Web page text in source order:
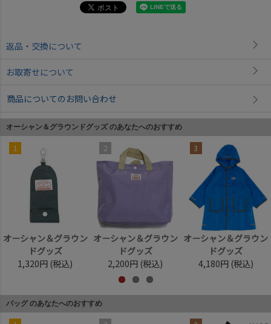
返品・交換について
お取寄せについて
商品についてのお問い合わせ
オーシャン＆グラウンドグッズ のあなたへのおすすめ
1
オーシャン＆グラウン
ドグッズ
1,320円 (税込)
2
オーシャン＆グラウン
ドグッズ
2,200円 (税込)
3
オーシャン＆グラウン
ドグッズ
4,180円 (税込)
バッグ のあなたへのおすすめ